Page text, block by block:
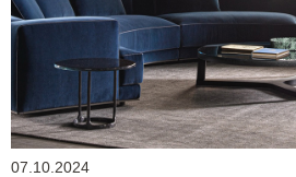
07.10.2024